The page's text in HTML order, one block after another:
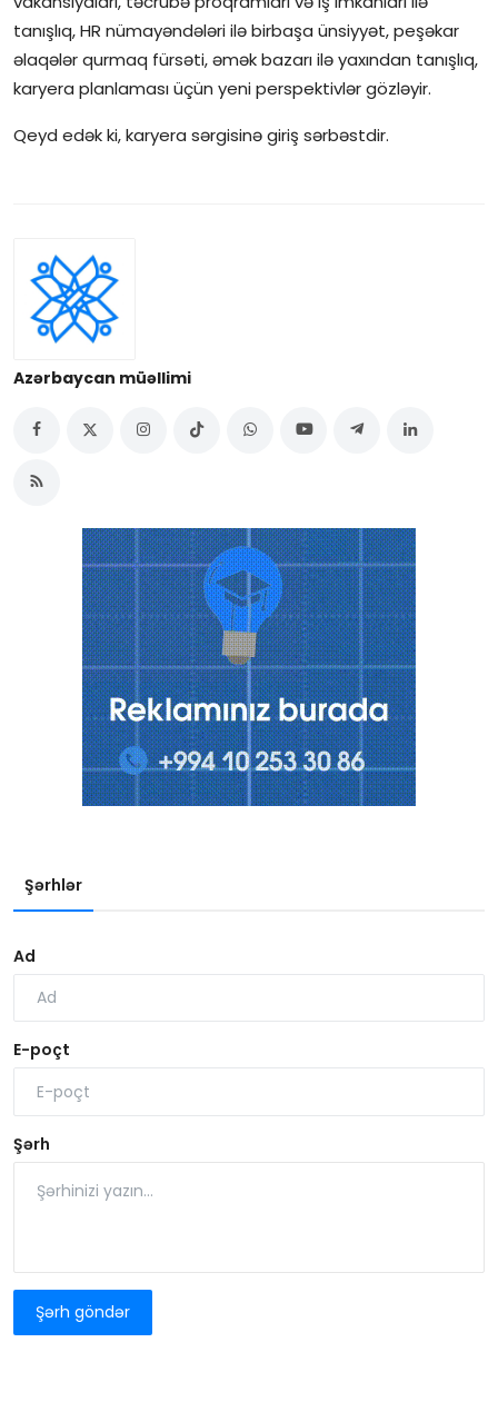
tanışlıq, HR nümayəndələri ilə birbaşa ünsiyyət, peşəkar
əlaqələr qurmaq fürsəti, əmək bazarı ilə yaxından tanışlıq,
karyera planlaması üçün yeni perspektivlər gözləyir.
Qeyd edək ki, karyera sərgisinə giriş sərbəstdir.
Azərbaycan müəllimi
Şərhlər
Ad
E-poçt
Şərh
Şərh göndər